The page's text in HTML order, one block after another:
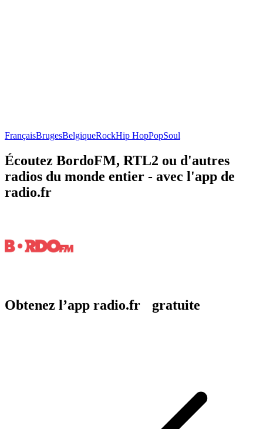
FrançaisBrugesBelgiqueRockHip HopPopSoul
Écoutez BordoFM, RTL2 ou d'autres
radios du monde entier - avec l'app de
radio.fr
Obtenez l’app radio.fr gratuite